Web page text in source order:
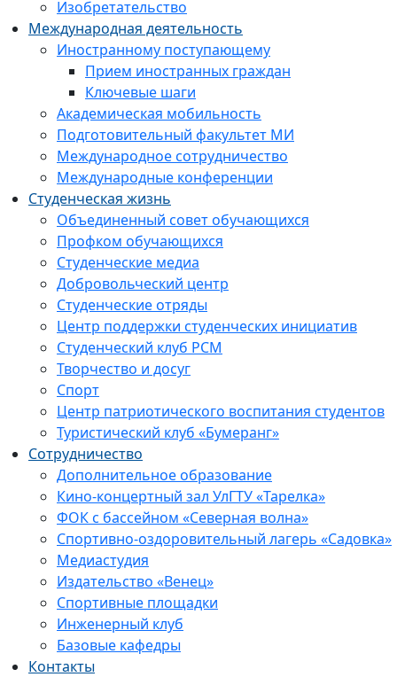
Изобретательство
Международная деятельность
Иностранному поступающему
Прием иностранных граждан
Ключевые шаги
Академическая мобильность
Подготовительный факультет МИ
Международное сотрудничество
Международные конференции
Студенческая жизнь
Объединенный совет обучающихся
Профком обучающихся
Студенческие медиа
Добровольческий центр
Студенческие отряды
Центр поддержки студенческих инициатив
Студенческий клуб РСМ
Творчество и досуг
Спорт
Центр патриотического воспитания студентов
Туристический клуб «Бумеранг»
Сотрудничество
Дополнительное образование
Кино-концертный зал УлГТУ «Тарелка»
ФОК с бассейном «Северная волна»
Спортивно-оздоровительный лагерь «Садовка»
Медиастудия
Издательство «Венец»
Спортивные площадки
Инженерный клуб
Базовые кафедры
Контакты